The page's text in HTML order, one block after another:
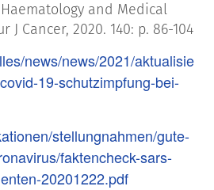
and Medical
J Cancer, 2020. 140: p. 86-104
news/news/2021/aktualisie
19-schutzimpfung-bei-
stellungnahmen/gute-
faktencheck-sars-
20201222.pdf